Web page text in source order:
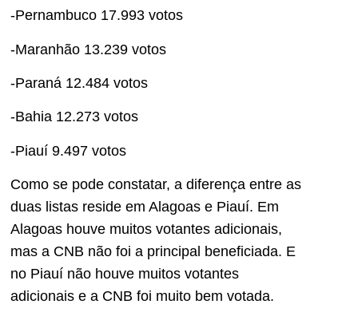
-Pernambuco 17.993 votos
-Maranhão 13.239 votos
-Paraná 12.484 votos
-Bahia 12.273 votos
-Piauí 9.497 votos
Como se pode constatar, a diferença entre as
duas listas reside em Alagoas e Piauí. Em
Alagoas houve muitos votantes adicionais,
mas a CNB não foi a principal beneficiada. E
no Piauí não houve muitos votantes
adicionais e a CNB foi muito bem votada.